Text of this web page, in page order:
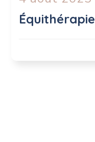
Équithérapie